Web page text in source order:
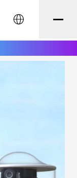
English